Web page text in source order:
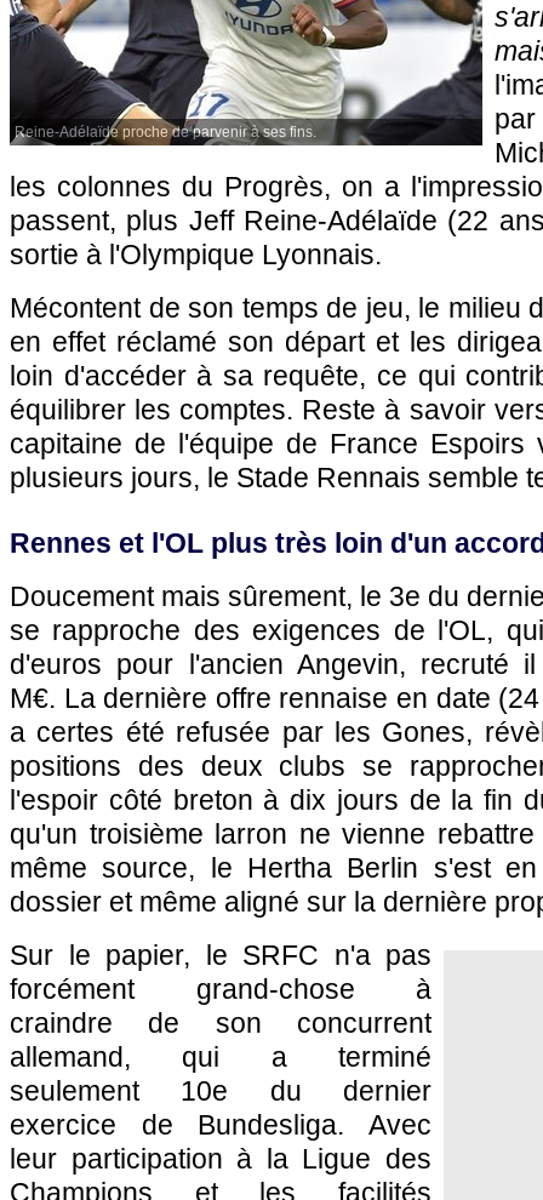
Reine-Adélaïde proche de parvenir à ses fins.
les colonnes du Progrès, on a
passent, plus Jeff Reine-Adélaïde (22
sortie à l'Olympique Lyonnais.
Mécontent de son temps de jeu, le milieu
en effet réclamé son départ et les
loin d'accéder à sa requête, ce qui
équilibrer les comptes. Reste à savoir
capitaine de l'équipe de France Espoirs
plusieurs jours, le Stade Rennais semble
Rennes et l'OL plus très loin d'un
Doucement mais sûrement, le 3e du
se rapproche des exigences de l'OL,
d'euros pour l'ancien Angevin,
M€. La dernière offre rennaise en date
a certes été refusée par les Gones,
positions des deux clubs se
l'espoir côté breton à dix jours de la fin
qu'un troisième larron ne vienne
même source, le Hertha Berlin s'est
dossier et même aligné sur la dernière
Sur le papier, le SRFC n'a pas
forcément grand-chose à
craindre de son concurrent
allemand, qui a terminé
seulement 10e du dernier
exercice de Bundesliga. Avec
leur participation à la Ligue des
Champions et les facilités